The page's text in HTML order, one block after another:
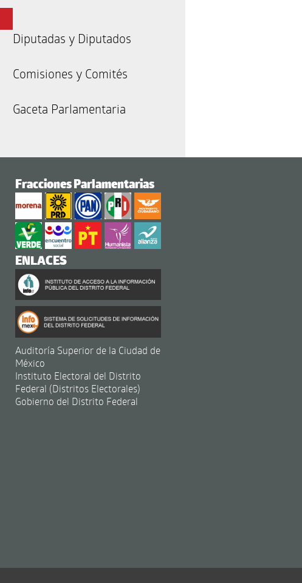
Diputadas y Diputados
Comisiones y Comités
Gaceta Parlamentaria
Fracciones Parlamentarias
ENLACES
Auditoría Superior de la Ciudad de
México
Instituto Electoral del Distrito
Federal (Distritos Electorales)
Gobierno del Distrito Federal